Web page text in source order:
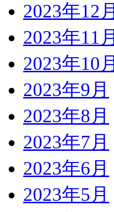
2023年12月
2023年11月
2023年10月
2023年9月
2023年8月
2023年7月
2023年6月
2023年5月